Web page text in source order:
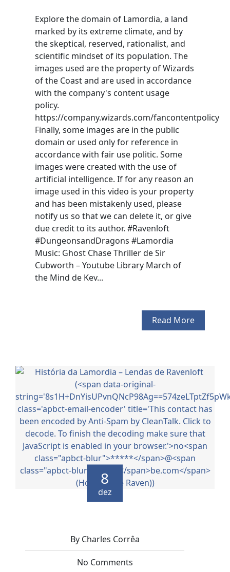
Explore the domain of Lamordia, a land
marked by its extreme climate, and by
the skeptical, reserved, rationalist, and
scientific mindset of its population. The
images used are the property of Wizards
of the Coast and are used in accordance
with the company's content usage
policy.
https://company.wizards.com/fancontentpolicy
Finally, some images are in the public
domain or used only for reference in
accordance with fair use politic. Some
images were created with the use of
artificial intelligence. If for any reason an
image used in this video is your property
and has been mistakenly used, please
notify us so that we can delete it, or give
due credit to its author. #Ravenloft
#DungeonsandDragons #Lamordia
Music: Ghost Chase Thriller de Sir
Cubworth – Youtube Library March of
the Mind de Kev...
Read More
8
dez
By Charles Corrêa
No Comments